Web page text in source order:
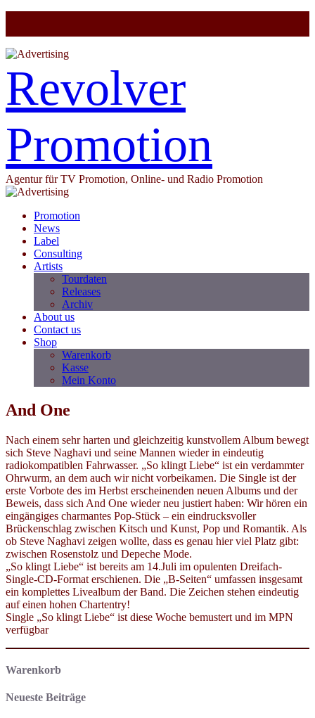
Revolver
Promotion
Agentur für TV Promotion, Online- und Radio Promotion
Promotion
News
Label
Consulting
Artists
Tourdaten
Releases
Archiv
About us
Contact us
Shop
Warenkorb
Kasse
Mein Konto
And One
Nach einem sehr harten und gleichzeitig kunstvollem Album bewegt
sich Steve Naghavi und seine Mannen wieder in eindeutig
radiokompatiblen Fahrwasser. „So klingt Liebe“ ist ein verdammter
Ohrwurm, an dem auch wir nicht vorbeikamen. Die Single ist der
erste Vorbote des im Herbst erscheinenden neuen Albums und der
Beweis, dass sich And One wieder neu justiert haben: Wir hören ein
eingängiges charmantes Pop-Stück – ein eindrucksvoller
Brückenschlag zwischen Kitsch und Kunst, Pop und Romantik. Als
ob Steve Naghavi zeigen wollte, dass es genau hier viel Platz gibt:
zwischen Rosenstolz und Depeche Mode.
„So klingt Liebe“ ist bereits am 14.Juli im opulenten Dreifach-
Single-CD-Format erschienen. Die „B-Seiten“ umfassen insgesamt
ein komplettes Livealbum der Band. Die Zeichen stehen eindeutig
auf einen hohen Chartentry!
Single „So klingt Liebe“ ist diese Woche bemustert und im MPN
verfügbar
Warenkorb
Neueste Beiträge